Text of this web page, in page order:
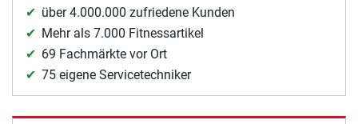
über 4.000.000 zufriedene Kunden
Mehr als 7.000 Fitnessartikel
69 Fachmärkte vor Ort
75 eigene Servicetechniker